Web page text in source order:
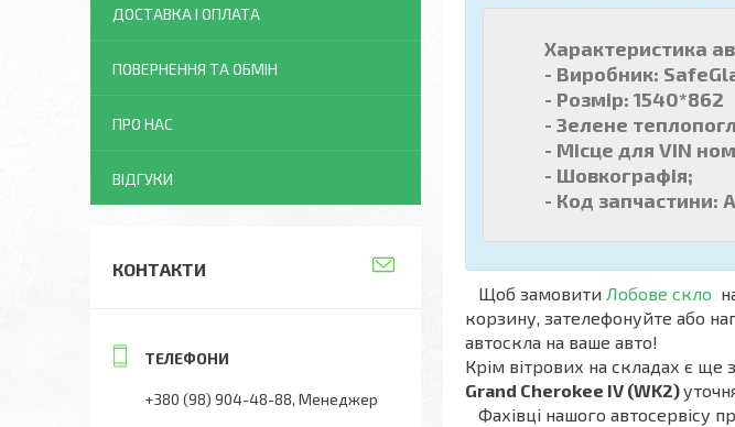
Характеристика
- Виробник:
- Розмір: 1540*862
- Зелене
- Місце для VIN
- Шовкографія;
- Код запчастини:
Щоб замовити Лобове скло
корзину, зателефонуйте або
автоскла на ваше авто!
Крім вітрових на складах є ще
Grand Cherokee IV (WK2)
Фахівці нашого автосервісу
ДОСТАВКА І ОПЛАТА
ПОВЕРНЕННЯ ТА ОБМІН
ПРО НАС
ВІДГУКИ
КОНТАКТИ
+380 (98) 904-48-88 Менеджер